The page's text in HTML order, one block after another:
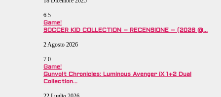
6.5
Game!
SOCCER KID COLLECTION – RECENSIONE – (2026 @…
2 Agosto 2026
7.0
Game!
Gunvolt Chronicles: Luminous Avenger iX 1+2 Dual
Collection…